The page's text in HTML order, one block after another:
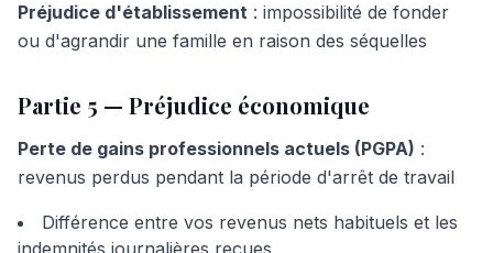
Préjudice d'établissement : impossibilité de fonder
ou d'agrandir une famille en raison des séquelles
Partie 5 — Préjudice économique
Perte de gains professionnels actuels (PGPA) :
revenus perdus pendant la période d'arrêt de travail
Différence entre vos revenus nets habituels et les
indemnités journalières reçues